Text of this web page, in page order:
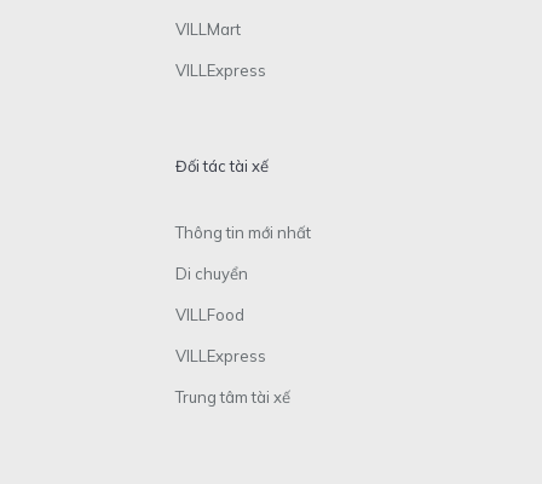
VILLMart
VILLExpress
Đối tác tài xế
Thông tin mới nhất
Di chuyển
VILLFood
VILLExpress
Trung tâm tài xế